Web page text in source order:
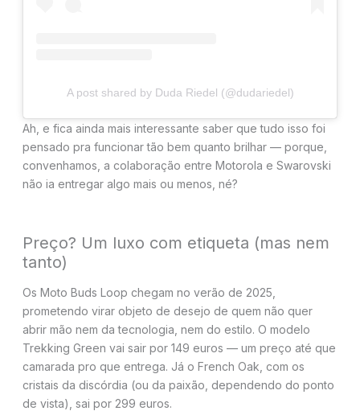
A post shared by Duda Riedel (@dudariedel)
Ah, e fica ainda mais interessante saber que tudo isso foi
pensado pra funcionar tão bem quanto brilhar — porque,
convenhamos, a colaboração entre Motorola e Swarovski
não ia entregar algo mais ou menos, né?
Preço? Um luxo com etiqueta (mas nem
tanto)
Os Moto Buds Loop chegam no verão de 2025,
prometendo virar objeto de desejo de quem não quer
abrir mão nem da tecnologia, nem do estilo. O modelo
Trekking Green vai sair por 149 euros — um preço até que
camarada pro que entrega. Já o French Oak, com os
cristais da discórdia (ou da paixão, dependendo do ponto
de vista), sai por 299 euros.